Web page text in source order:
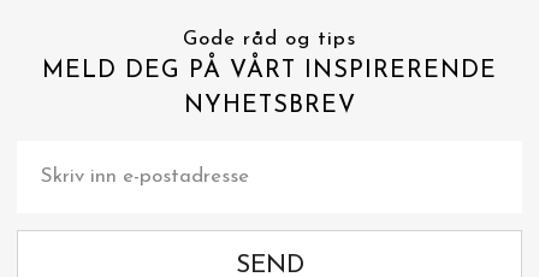
Gode råd og tips
MELD DEG PÅ VÅRT INSPIRERENDE
NYHETSBREV
SEND